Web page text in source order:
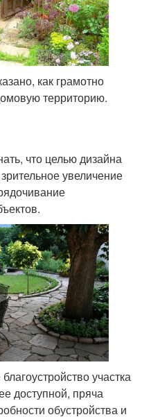
как грамотно
территорию.
что целью дизайна
увеличение
участка
доступной, пряча
обустройства и